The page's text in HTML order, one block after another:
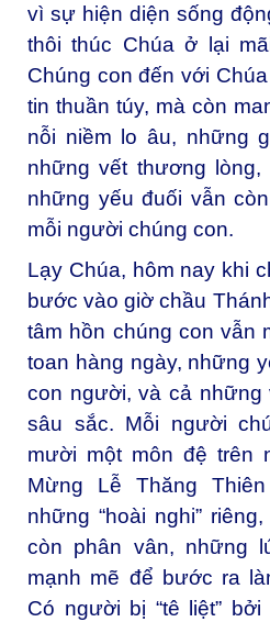
vì sự hiện diện sống
thôi thúc Chúa ở lại
Chúng con đến với
tin thuần túy, mà còn
nỗi niềm lo âu, những
những vết thương
những yếu đuối vẫn
mỗi người chúng con.
Lạy Chúa, hôm nay khi
bước vào giờ chầu
tâm hồn chúng con vẫn
toan hàng ngày, những
con người, và cả những
sâu sắc. Mỗi người
mười một môn đệ trên
Mừng Lễ Thăng
những “hoài nghi”
còn phân vân, những
mạnh mẽ để bước ra
Có người bị “tê liệt”